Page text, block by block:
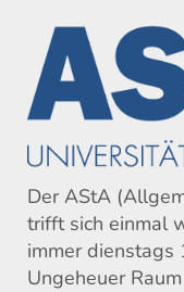
Der AStA
trifft sich einmal
immer dienstags
Ungeheuer